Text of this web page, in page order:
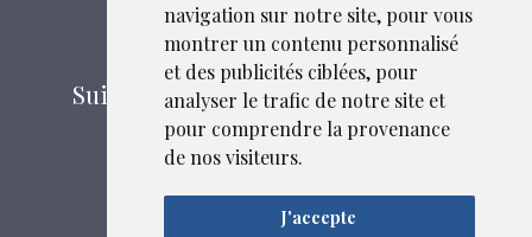
navigation sur notre site, pour vous
montrer un contenu personnalisé
et des publicités ciblées, pour
analyser le trafic de notre site et
pour comprendre la provenance
de nos visiteurs.
J'accepte
Liens et fichiers associés
Découvrir nos formations
Suivez-nous sur les réseaux sociaux
Confidentialité